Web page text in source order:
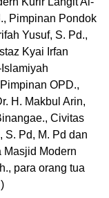
Pimpinan Pondok
Yusuf, S. Pd.,
Kyai Irfan
OPD.,
H. Makbul Arin,
Civitas
S. Pd, M. Pd dan
Masjid Modern
para orang tua